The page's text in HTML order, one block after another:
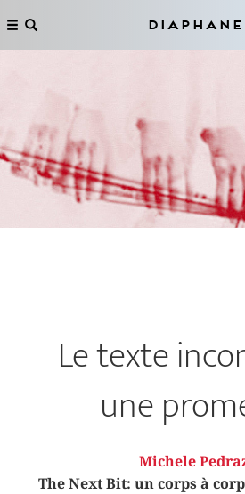
Le texte
une
Michele
The Next Bit: un corps à